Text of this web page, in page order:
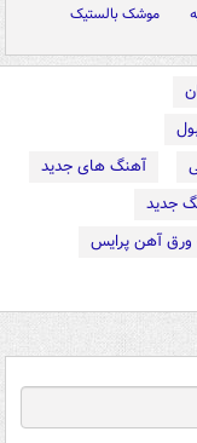
موشک بالستیک
آهنگ های جدید
جدید
آهن پرایس